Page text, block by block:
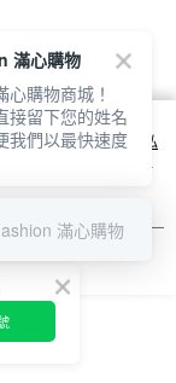
之詳情，及若您不希
，請參閱本網站「
隱私
意本公司得按本網站使
滿心購物
購物商城！
接留下您的姓名
我們以最快速度
滿心購物